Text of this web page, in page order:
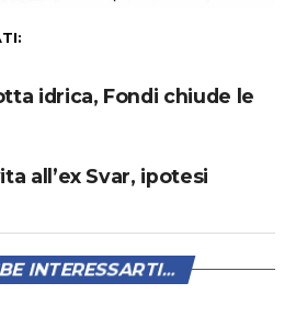
idrica, Fondi chiude le
all’ex Svar, ipotesi
INTERESSARTI...